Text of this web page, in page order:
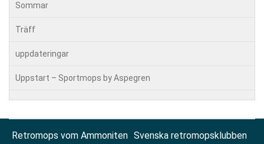
Sommar
Träff
uppdateringar
Uppstart – Sportmops by Aspegren
Retromops vom Ammoniten Svenska retromopsklubben